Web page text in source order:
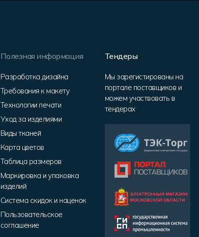
Полезная информация
Разработка дизайна
Требования к макету
Технологии печати
Уход за изделиями
Виды тканей
Карта цветов
Таблица размеров
Маркировка и упаковка
изделий
Система скидок и наценок
Пользовательское
соглашение
Тендеры
Мы зарегистированы на
портале поставщиков и
можем участвовать в
тендерах